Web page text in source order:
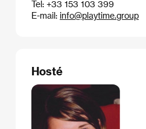
Tel: +33 153 103 399
E-mail: info@playtime.group
Hosté